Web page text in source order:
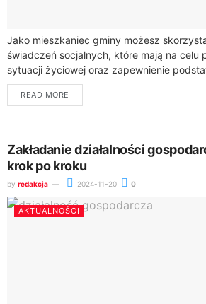
Jako mieszkaniec gminy możesz
świadczeń socjalnych, które mają na celu
sytuacji życiowej oraz zapewnienie
tym przewodniku poznasz szczegóły
form wsparcia,...
READ MORE
Zakładanie działalności
krok po kroku
by redakcja 2024-11-20 0
AKTUALNOŚCI